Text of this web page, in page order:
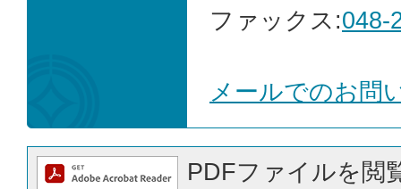
ファックス:048-
メールでのお問
PDFファイルを閲